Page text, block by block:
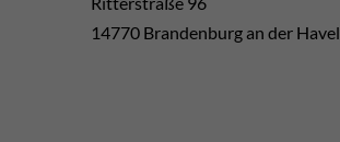
14770 Brandenburg an der Havel